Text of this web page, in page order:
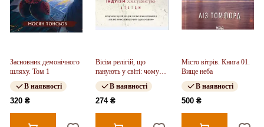
Засновник демонічного
шляху. Том 1
В наявності
320 ₴
Вісім релігій, що
панують у світі: чому
їхні відмінності мають
значенняВ наявності
274 ₴
Місто вітрів. Книга 01.
Вище неба
В наявності
500 ₴